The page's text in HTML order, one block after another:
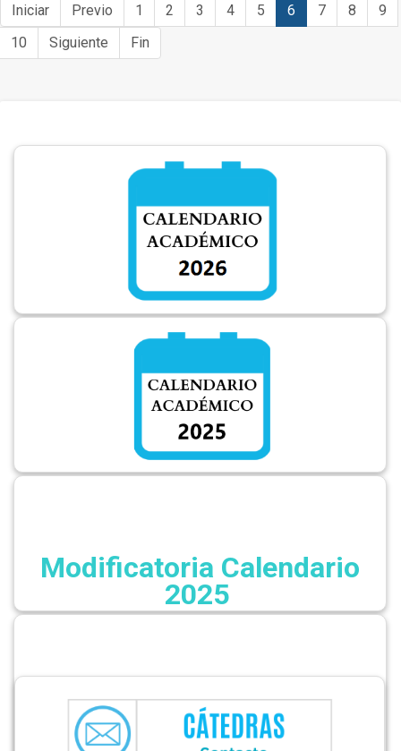
Iniciar Previo 1 2 3 4 5 6 7 8
9
10
Siguiente Fin
Modificatoria Calendario
2025